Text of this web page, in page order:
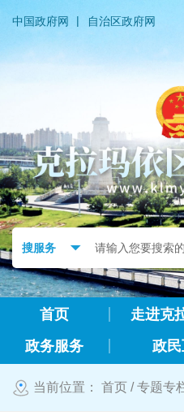
中国政府网 |
自治区政府网
首页 走进克
政务服务
政
当前位置： 首页 /专题专